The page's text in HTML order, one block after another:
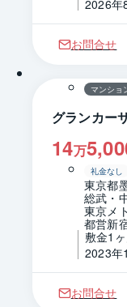
2026年
お問合せ
マンショ
グランカー
14万
礼金なし
東京都
総武・
東京メ
都営新
敷金1
2023年
お問合せ